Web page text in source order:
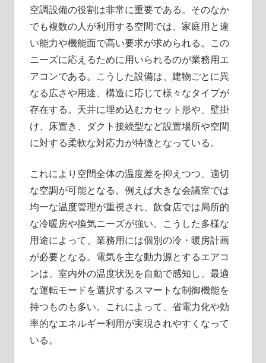
空調設備の役割は非常に重要である。 そのなか
でも複数の人が利用する空間では、家庭用と違
い能力や機能面で高い要求が求められる。この
ニーズに応えるために用いられるのが業務用エ
アコンである。こうした設備は、建物ごとに異
なる広さや用途、構造に応じて様々なタイプが
存在する。天井に埋め込むカセット形や、壁掛
け、床置き、ダクト接続型など設置場所や空間
に対する柔軟な対応力が特徴となっている。
これにより空間全体の温度差を抑えつつ、適切
な空調が可能となる。例えば大きな会議室では
均一な温度管理が重視され、飲食店では局所的
な冷暖房や換気ニーズが強い。こうした多様な
用途によって、業務用には個別の冷・暖房計画
が必要となる。電気を主な動力源とするエアコ
ンは、室内外の温度状況を自動で感知し、最適
な運転モードを選択するスマートな制御機能を
持つものも多い。これによって、省電力化や効
率的なエネルギー利用が実現されやすくなって
いる。